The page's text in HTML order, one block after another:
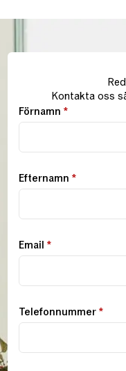
Kontakta oss
Förnamn*
Efternamn*
Email*
Telefonnummer*